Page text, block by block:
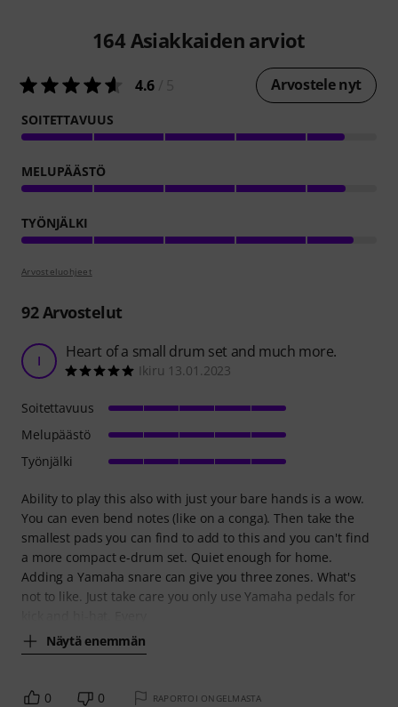
164 Asiakkaiden arviot
4.6 Arvostele nyt
SOITETTAVUUS
MELUPÄÄSTÖ
TYÖNJÄLKI
Arvosteluohjeet
92Arvostelut
I Heart of a small drum set and much more.
Ikiru 13.01.2023
Ability to play this also with just your bare hands is a wow.
You can even bend notes (like on a conga). Then take the
smallest pads you can find to add to this and you can't find
a more compact e-drum set. Quiet enough for home.
Adding a Yamaha snare can give you three zones. What's
not to like. Just take care you only use Yamaha pedals for
Näytä enemmän
Soitettavuus
Melupäästö
Työnjälki
0 0 RAPORTOI ONGELMASTA